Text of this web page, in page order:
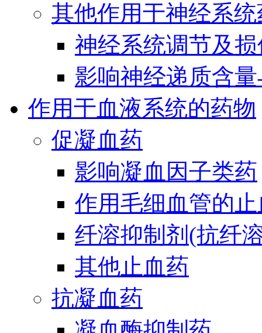
其他作用于神经系统
神经系统调节及
影响神经递质含
作用于血液系统的药物
促凝血药
影响凝血因子类药
作用毛细血管的
纤溶抑制剂(抗纤
其他止血药
抗凝血药